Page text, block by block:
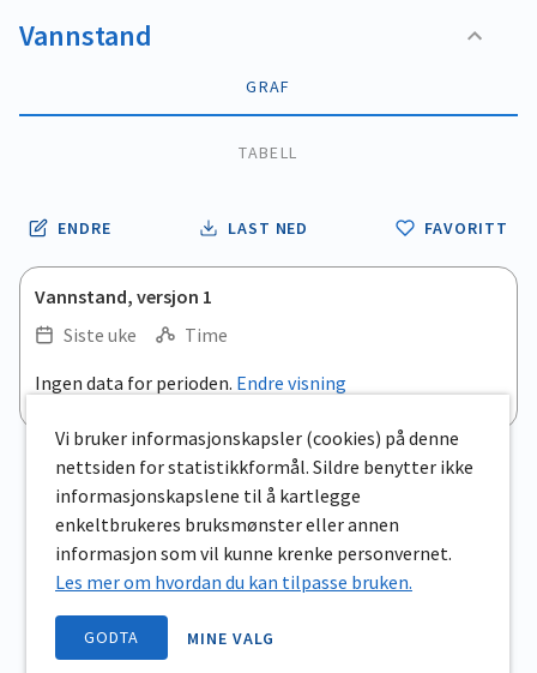
Vannstand
GRAF
TABELL
ENDRE LAST NED FAVORITT
Vannstand, versjon 1
Siste uke
Time
.
View as data table, .
Ingen data for perioden. Endre visning
Vi bruker informasjonskapsler (cookies) på denne
nettsiden for statistikkformål. Sildre benytter ikke
informasjonskapslene til å kartlegge
enkeltbrukeres bruksmønster eller annen
informasjon som vil kunne krenke personvernet.
Les mer om hvordan du kan tilpasse bruken.
GODTA MINE VALG